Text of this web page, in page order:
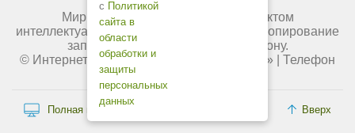
Мир мебели России является объектом
интеллектуальной собственности. Любое копирование
запрещено и преследуется по закону.
© Интернет-магазин « Мир мебели России
» | Телефон
+7 (495) 227-84-45.
с Политикой
сайта в
области
обработки и
защиты
персональных
данных
Вверх
Полная версия сайта